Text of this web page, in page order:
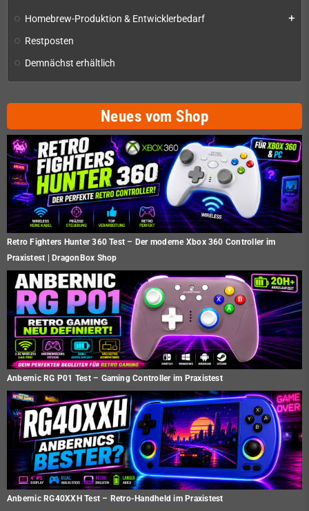
Homebrew-Produktion & Entwicklerbedarf add
Restposten
Demnächst erhältlich
Neues vom Shop
Retro Fighters Hunter 360 Test – Der moderne Xbox 360 Controller im
Praxistest | DragonBox Shop
Anbernic RG P01 Test – Gaming Controller im Praxistest
Anbernic RG40XXH Test – Retro-Handheld im Praxistest